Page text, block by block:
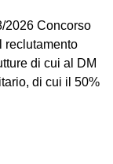
2026 Concorso
reclutamento
di cui al DM
di cui il 50%